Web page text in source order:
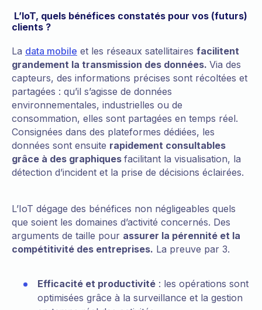
L’IoT, quels bénéfices constatés pour vos (futurs)
clients ?
La data mobile et les réseaux satellitaires facilitent
grandement la transmission des données. Via des
capteurs, des informations précises sont récoltées et
partagées : qu’il s’agisse de données
environnementales, industrielles ou de
consommation, elles sont partagées en temps réel.
Consignées dans des plateformes dédiées, les
données sont ensuite rapidement consultables
grâce à des graphiques facilitant la visualisation, la
détection d’incident et la prise de décisions éclairées.
L’IoT dégage des bénéfices non négligeables quels
que soient les domaines d’activité concernés. Des
arguments de taille pour assurer la pérennité et la
compétitivité des entreprises. La preuve par 3.
Efficacité et productivité : les opérations sont
optimisées grâce à la surveillance et la gestion